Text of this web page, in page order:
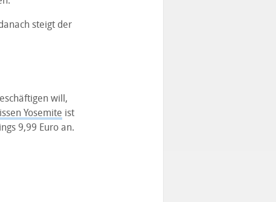
steigt der
will,
Yosemite ist
9,99 Euro an.